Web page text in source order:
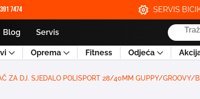
7474 SERVIS
Blog Servis
search
Oprema Fitness Odjeća
ZA DJ. SJEDALO POLISPORT 28/40MM GUPPY/GROOVY/